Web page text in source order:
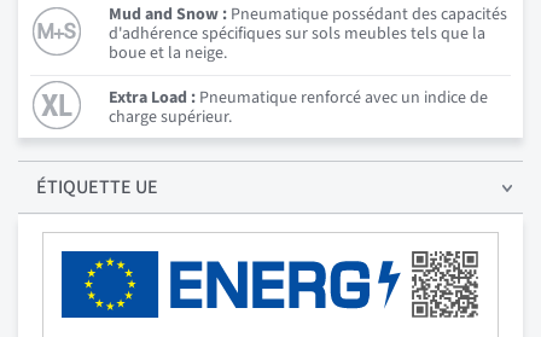
Mud and Snow : Pneumatique possédant des capacités
d'adhérence spécifiques sur sols meubles tels que la
boue et la neige.
Extra Load : Pneumatique renforcé avec un indice de
charge supérieur.
ÉTIQUETTE UE